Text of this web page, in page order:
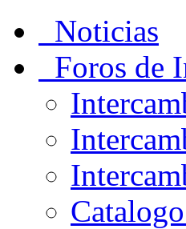
Noticias
Foros de